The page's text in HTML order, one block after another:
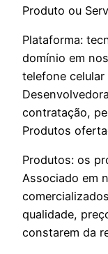
Produto ou
Plataforma:
domínio em
telefone
contratação,
Produtos
Produtos: os
Associado em
qualidade,
constarem da